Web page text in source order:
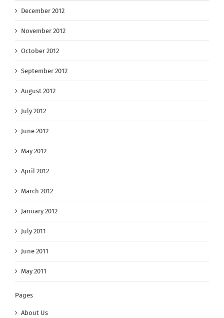
December 2012
November 2012
October 2012
September 2012
August 2012
July 2012
June 2012
May 2012
April 2012
March 2012
January 2012
July 2011
June 2011
May 2011
Pages
About Us